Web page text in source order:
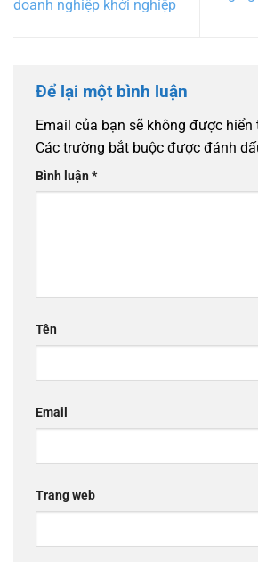
doanh nghiệp khởi nghiệp
Để lại một bình luận
Email của bạn sẽ không được hiển
Các trường bắt buộc được đánh
Bình luận*
Tên
Email
Trang web